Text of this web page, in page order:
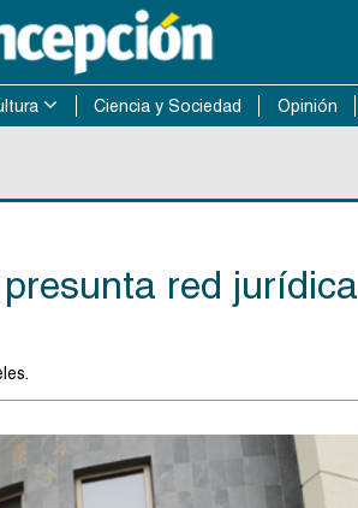
Ciencia y Sociedad Opinión
red jurídica